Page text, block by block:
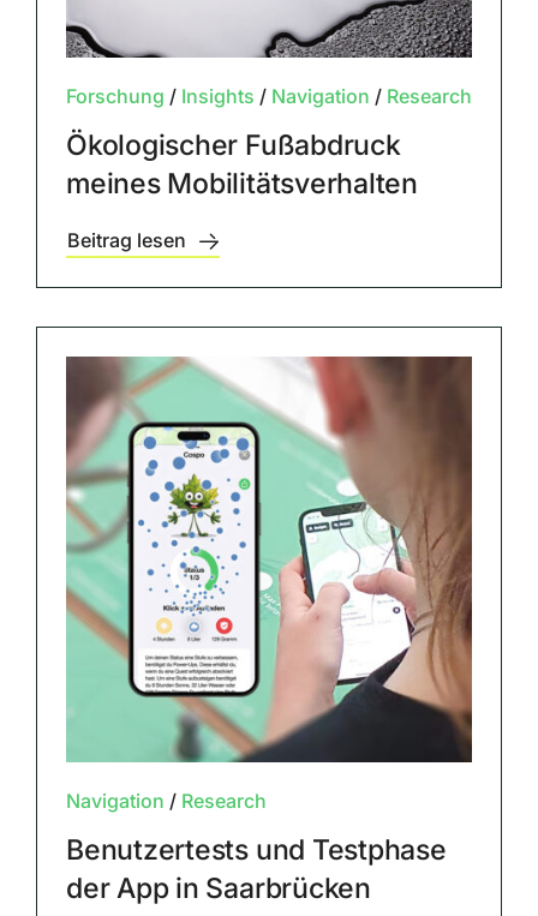
Forschung / Insights / Navigation / Research
Ökologischer Fußabdruck
meines Mobilitätsverhalten
Beitrag lesen
Navigation / Research
Benutzertests und Testphase
der App in Saarbrücken